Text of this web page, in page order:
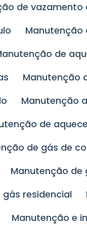
de
Manutenção de
de
de gás de
Manutenção
gás residencial
Manutenção e